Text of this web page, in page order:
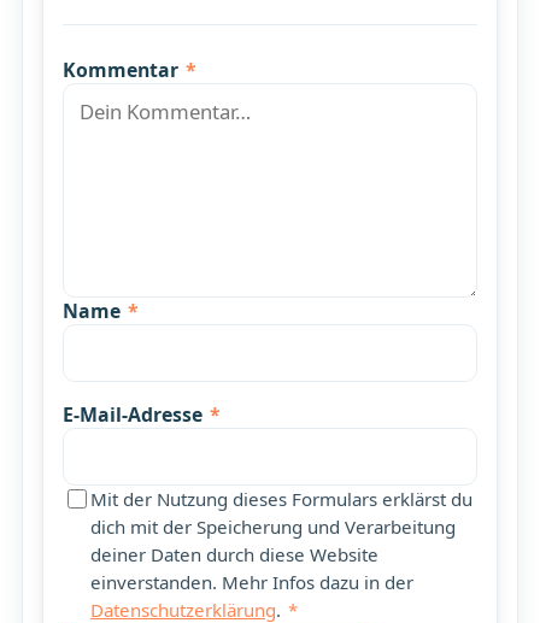
Kommentar *
Name *
E-Mail-Adresse *
Mit der Nutzung dieses Formulars erklärst du
dich mit der Speicherung und Verarbeitung
deiner Daten durch diese Website
einverstanden. Mehr Infos dazu in der
Datenschutzerklärung. *